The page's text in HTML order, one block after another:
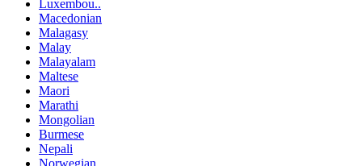
Luxembou..
Macedonian
Malagasy
Malay
Malayalam
Maltese
Maori
Marathi
Mongolian
Burmese
Nepali